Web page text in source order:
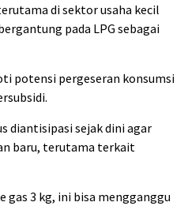
di sektor usaha kecil
pada LPG sebagai
potensi pergeseran konsumsi
diantisipasi sejak dini agar
baru, terutama terkait
gas 3 kg, ini bisa mengganggu